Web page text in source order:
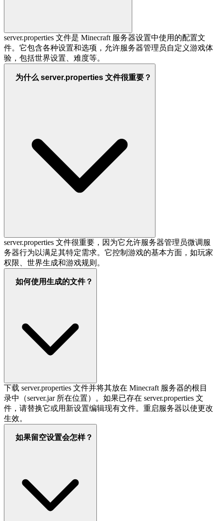
server.properties 文件是 Minecraft 服务器设置中使用的配置文
件。它包含各种设置和选项，允许服务器管理员自定义游戏体
验，包括世界设置、难度等。
为什么 server.properties 文件很重要？
server.properties 文件很重要，因为它允许服务器管理员微调服
务器行为以满足其特定需求。它控制游戏的基本方面，如玩家
权限、世界生成和游戏规则。
如何使用生成的文件？
下载 server.properties 文件并将其放在 Minecraft 服务器的根目
录中（server.jar 所在位置）。如果已存在 server.properties 文
件，请替换它或用新设置编辑现有文件。重启服务器以使更改
生效。
如果留空设置会怎样？